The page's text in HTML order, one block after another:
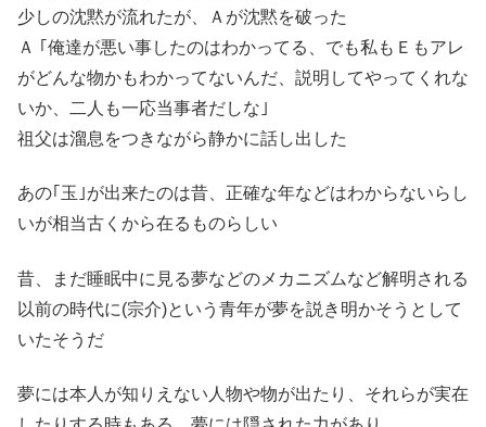
少しの沈黙が流れたが、Ａが沈黙を破った
Ａ ｢俺達が悪い事したのはわかってる、でも私もＥもアレ
がどんな物かもわかってないんだ、説明してやってくれな
いか、二人も一応当事者だしな｣
祖父は溜息をつきながら静かに話し出した
あの｢玉｣が出来たのは昔、正確な年などはわからないらし
いが相当古くから在るものらしい
昔、まだ睡眠中に見る夢などのメカニズムなど解明される
以前の時代に(宗介)という青年が夢を説き明かそうとして
いたそうだ
夢には本人が知りえない人物や物が出たり、それらが実在